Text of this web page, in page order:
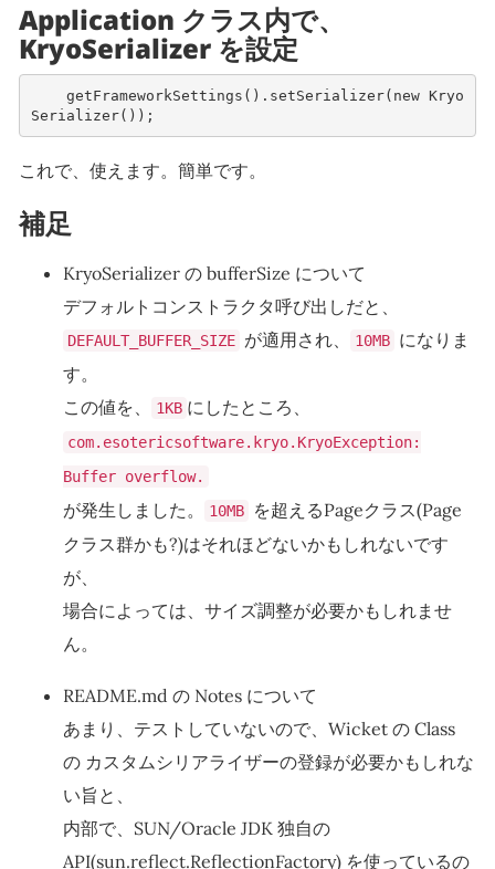
Application クラス内で、
KryoSerializer を設定
getFrameworkSettings (). setSerializer( new Kryo
Serializer());
これで、使えます。簡単です。
補足
KryoSerializer の bufferSize について
デフォルトコンストラクタ呼び出しだと、
DEFAULT_BUFFER_SIZE が適用され、 10MB になりま
す。
この値を、
1KB にしたところ、
com.esotericsoftware.kryo.KryoException:
Buffer overflow.
が発生しました。 10MB
を超えるPageクラス(Page
クラス群かも?)はそれほどないかもしれないです
が、
場合によっては、サイズ調整が必要かもしれませ
ん。
README.md の Notes について
あまり、テストしていないので、Wicket の Class
の カスタムシリアライザーの登録が必要かもしれな
い旨と、
内部で、SUN/Oracle JDK 独自の
API(sun.reflect.ReflectionFactory) を使っているの